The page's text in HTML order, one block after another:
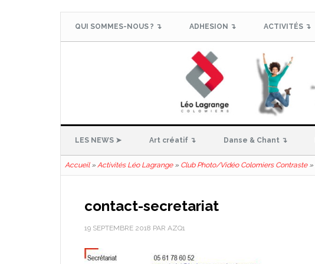
QUI SOMMES-NOUS ? ↴ ADHESION ↴ ACTIVITÉS ↴
LES NEWS ➤ Art créatif ↴ Danse & Chant ↴
Accueil» Activités Léo Lagrange» Club Photo/Vidéo Colomiers Contraste»
contact-secretariat
19 SEPTEMBRE 2018 PAR AZQ1